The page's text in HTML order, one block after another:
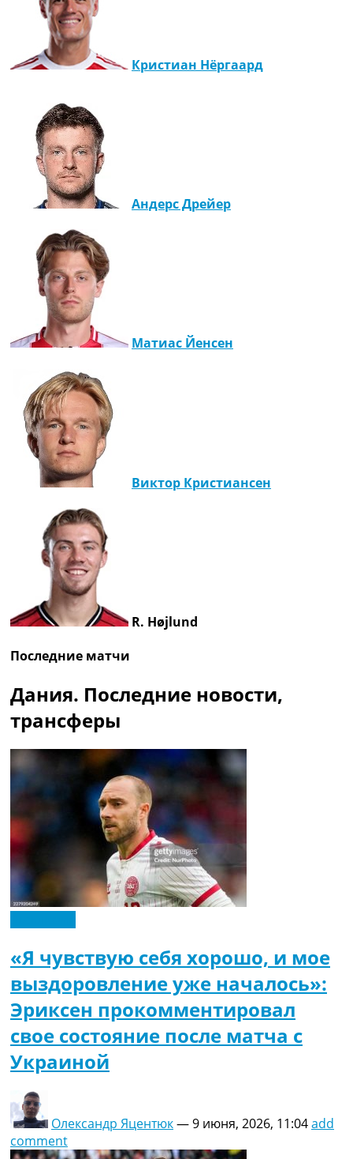
Кристиан Нёргаард
Андерс Дрейер
Матиас Йенсен
Виктор Кристиансен
R. Højlund
Последние матчи
Дания. Последние новости,
трансферы
«Я чувствую себя хорошо, и мое
выздоровление уже началось»:
Эриксен прокомментировал
свое состояние после матча с
Украиной
Олександр Яцентюк—9 июня, 2026, 11:04add
comment